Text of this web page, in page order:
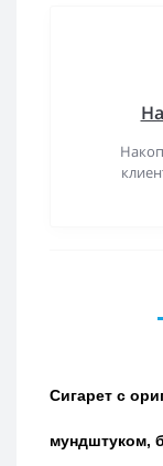
Сигарет с
мундштуком,